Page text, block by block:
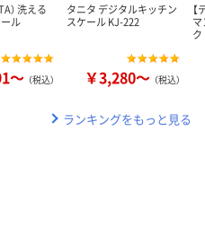
） 洗える
ル
～ （税込）
タニタ デジタルキッチン
スケール KJ-222
￥3,280～ （税込）
ランキングをもっと見る